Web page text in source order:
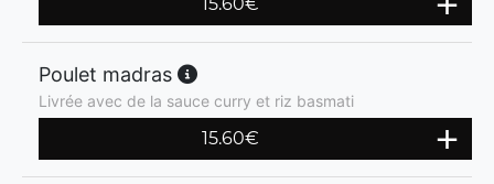
Poulet madras
Livrée avec de la sauce curry et riz basmati
15.60€